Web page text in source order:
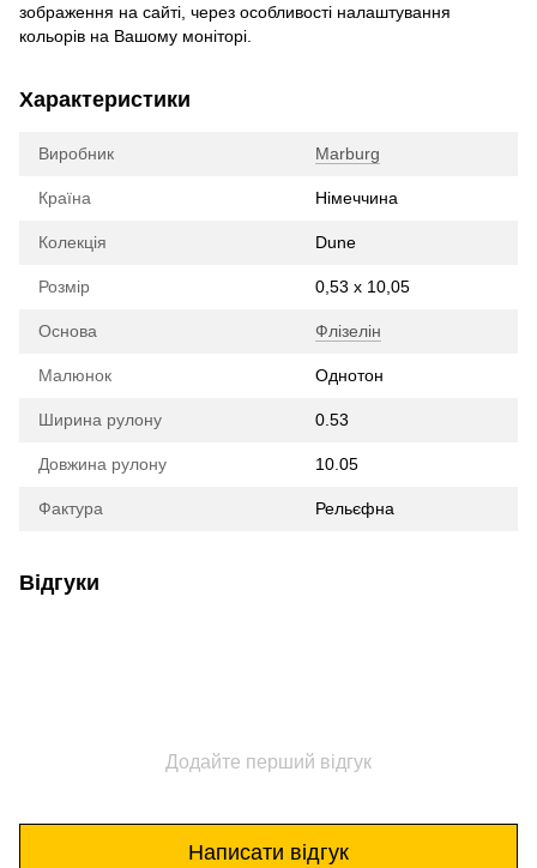
зображення на сайті, через особливості налаштування
кольорів на Вашому моніторі.
Характеристики
Виробник Marburg
Країна Німеччина
Колекція Dune
Розмір 0,53 х 10,05
Основа Флізелін
Малюнок Однотон
Ширина рулону 0.53
Довжина рулону 10.05
Фактура Рельєфна
Відгуки
Додайте перший відгук
Написати відгук